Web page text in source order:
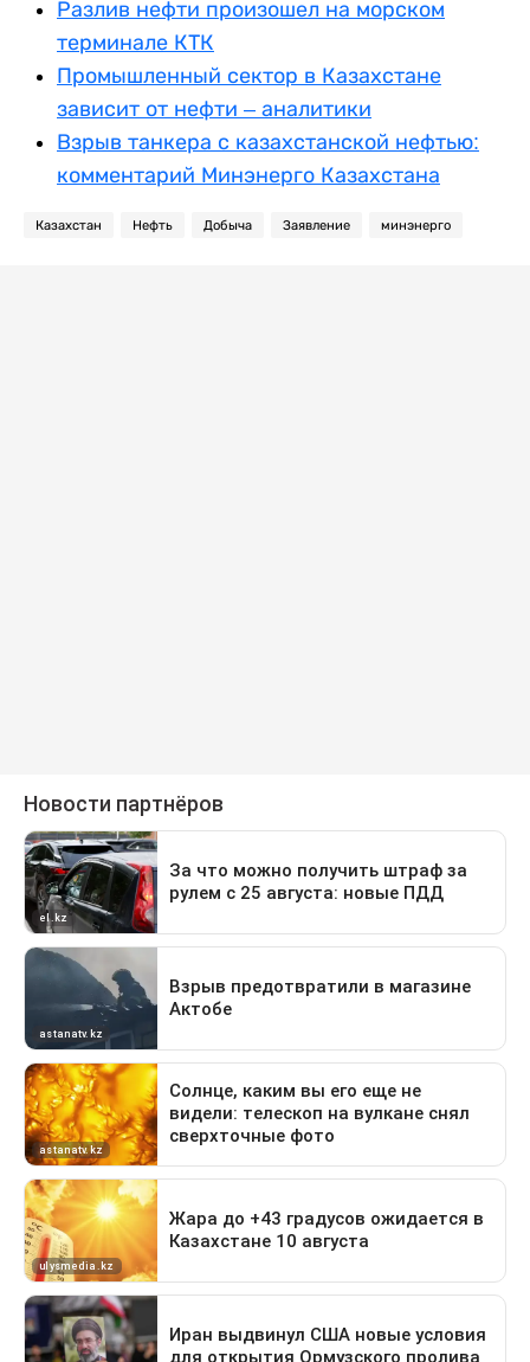
Разлив нефти произошел на морском
терминале КТК
Промышленный сектор в Казахстане
зависит от нефти – аналитики
Взрыв танкера с казахстанской нефтью:
комментарий Минэнерго Казахстана
Казахстан Нефть Добыча Заявление минэнерго